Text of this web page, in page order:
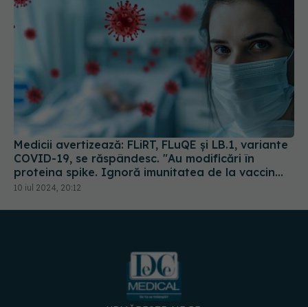
Medicii avertizează: FLiRT, FLuQE și LB.1, variante
COVID-19, se răspândesc. "Au modificări în
proteina spike. Ignoră imunitatea de la vaccin
sau infectarea anterioară
10 iul 2024, 20:12
URMĂREȘTE-NE PE: